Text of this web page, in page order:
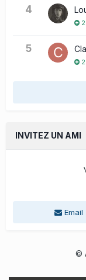
4
2
5
2
INVITEZ UN AMI
Email
©